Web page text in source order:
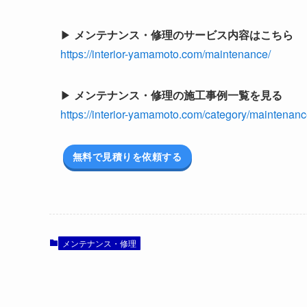
▶ メンテナンス・修理のサービス内容はこちら
https://interior-yamamoto.com/maintenance/
▶ メンテナンス・修理の施工事例一覧を見る
https://interior-yamamoto.com/category/
無料で見積りを依頼する
メンテナンス・修理